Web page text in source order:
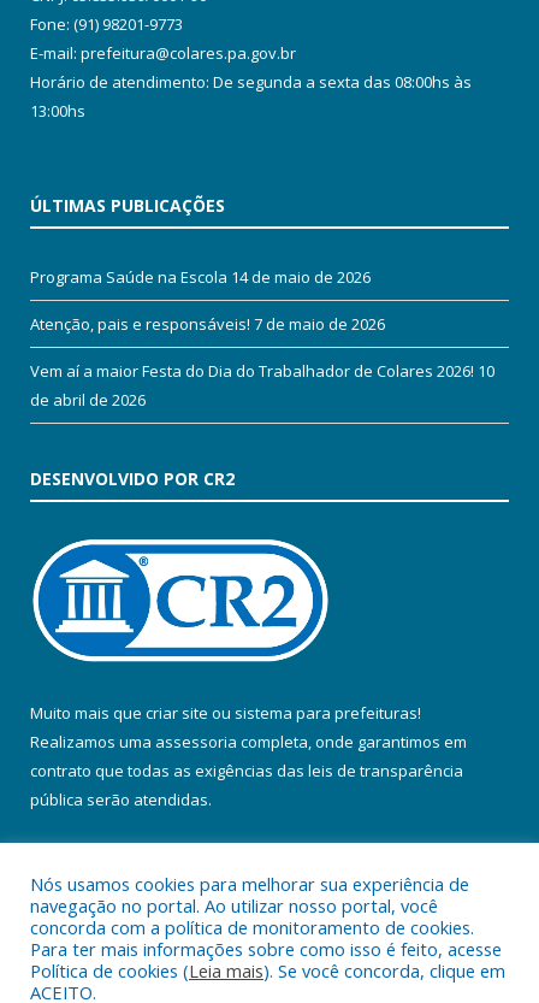
Fone: (91) 98201-9773
E-mail: prefeitura@colares.pa.gov.br
Horário de atendimento: De segunda a sexta das 08:00hs às
13:00hs
ÚLTIMAS PUBLICAÇÕES
Programa Saúde na Escola 14 de maio de 2026
Atenção, pais e responsáveis! 7 de maio de 2026
Vem aí a maior Festa do Dia do Trabalhador de Colares 2026! 10
de abril de 2026
DESENVOLVIDO POR CR2
Muito mais que criar site ou sistema para prefeituras!
Realizamos uma assessoria completa, onde garantimos em
contrato que todas as exigências das leis de transparência
pública serão atendidas.
Todos os direitos reservados a Prefeitura Municipal de Colares.
Nós usamos cookies para melhorar sua experiência de
navegação no portal. Ao utilizar nosso portal, você
concorda com a política de monitoramento de cookies.
Para ter mais informações sobre como isso é feito, acesse
Política de cookies (Leia mais). Se você concorda, clique em
ACEITO.